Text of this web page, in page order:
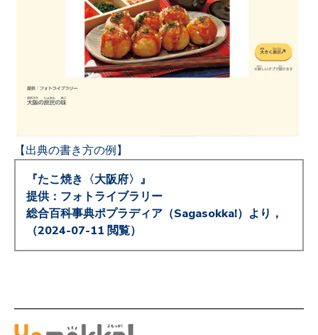
【出典の書き方の例】
『たこ焼き〈大阪府〉』
提供：フォトライブラリー
総合百科事典ポプラディア（Sagasokka!）より，
（2024-07-11 閲覧）